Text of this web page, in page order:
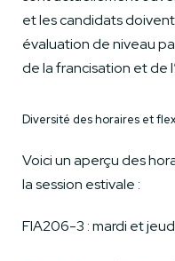
et les candidats
évaluation de niveau
de la francisation et de
Diversité des horaires et
Voici un aperçu des
la session estivale :
FIA206-3 : mardi et